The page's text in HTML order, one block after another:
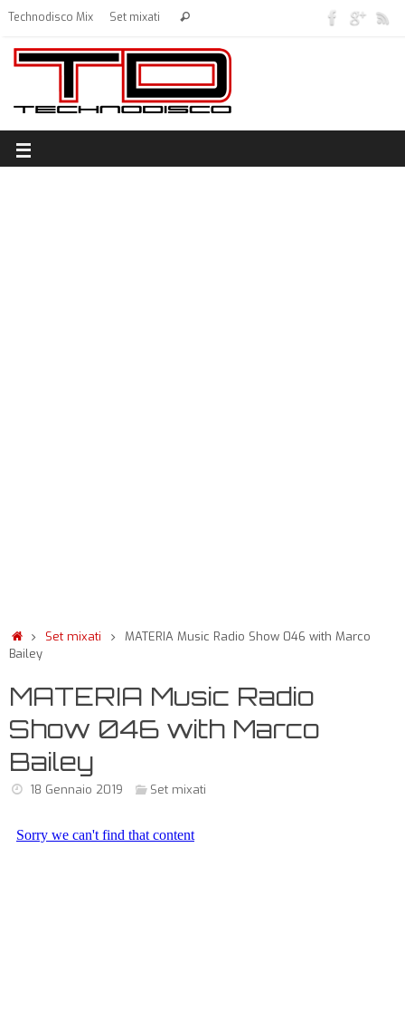
Technodisco Mix Set mixati
Set mixati
MATERIA Music Radio Show 046 with Marco
Bailey
MATERIA Music Radio
Show 046 with Marco
Bailey
18 Gennaio 2019 Set mixati